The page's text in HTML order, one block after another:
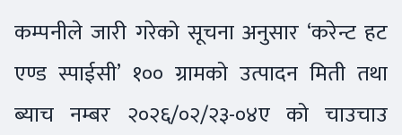
कम्पनीले जारी गरेको सूचना अनुसार ‘करेन्ट हट
एण्ड स्पाईसी’ १०० ग्रामको उत्पादन मिती तथा
ब्याच नम्बर २०२६/०२/२३-०४ए को चाउचाउ